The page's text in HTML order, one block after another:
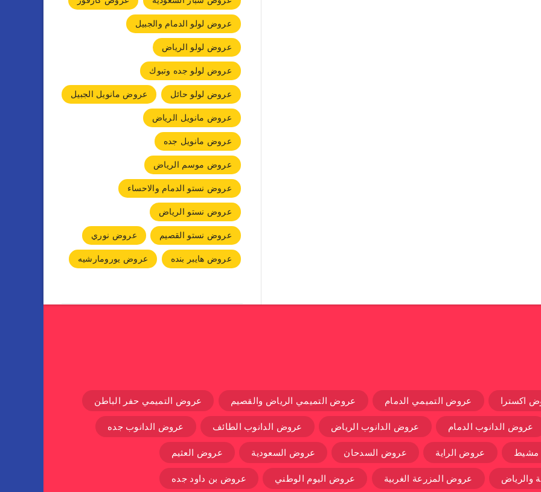
عروض لولو الدمام والجبيل
عروض لولو الرياض
عروض لولو جده وتبوك
عروض لولو حائل
عروض مانويل الجبيل
عروض مانويل الرياض
عروض مانويل جده
عروض موسم الرياض
عروض نستو الدمام والاحساء
عروض نستو الرياض
عروض نستو القصيم
عروض نوري
عروض هايبر بنده
عروض يورومارشيه
اكسترا عروض التميمي الدمام عروض التميمي الرياض والقصيم عروض التميمي حفر الباطن
عروض الدانوب الدمام عروض الدانوب الرياض عروض الدانوب الطائف عروض الدانوب جده
مشيط عروض الراية عروض السدحان عروض السعودية عروض العثيم
والرياض عروض المزرعة الغربية عروض اليوم الوطني عروض بن داود جده